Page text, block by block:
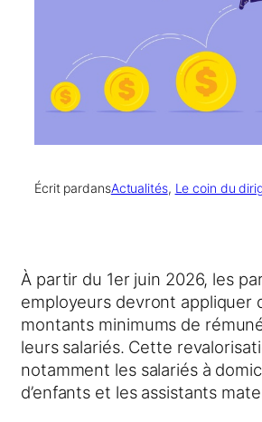
Écrit pardansActualités, Le coin du
À partir du 1er juin 2026, les
employeurs devront appliquer
montants minimums de
leurs salariés. Cette
notamment les salariés à
d’enfants et les assistants